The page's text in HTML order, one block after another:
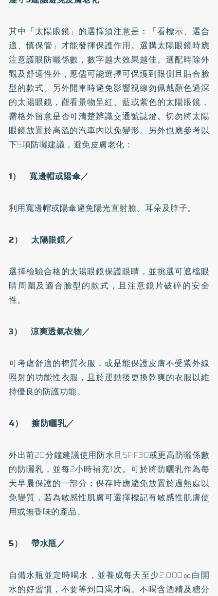
其中「太陽眼鏡」的選擇須注意是：「看標示、選合
適、慎保管」才能發揮保護作用。選購太陽眼鏡時應
注意護眼防曬係數，數字越大效果越佳。選配時除外
觀及舒適性外，應儘可能選擇可保護到眼側且貼合臉
型的款式。另外開車時避免影響視線勿佩戴顏色過深
的太陽眼鏡，觀看景物呈紅、藍或紫色的太陽眼鏡，
需格外留意是否可清楚辨識交通號誌燈。切勿將太陽
眼鏡放置於高溫的汽車內以免變形。另外也應參考以
下5項防曬建議，避免皮膚老化：
1） 寬邊帽或陽傘／
利用寬邊帽或陽傘避免陽光直射臉、耳朵及脖子。
2） 太陽眼鏡／
選擇檢驗合格的太陽眼鏡保護眼睛，並挑選可遮檔眼
睛周圍及適合臉型的款式，且注意鏡片破碎的安全
性。
3） 涼爽透氣衣物／
可考慮舒適的棉質衣服，或是能保護皮膚不受紫外線
照射的功能性衣服，且於運動後更換乾爽的衣服以維
持優良的防護功能。
4） 擦防曬乳／
外出前20分鐘建議使用防水且SPF30或更高防曬係數
的防曬乳，並每2小時補充1次。可於將防曬乳作為每
天早晨保護的一部分；保存時應避免放置於過熱處以
免變質，若為敏感性肌膚可選擇標記有敏感性肌膚使
用或無香味的產品。
5） 帶水瓶／
自備水瓶並定時喝水，並養成每天至少2,000㏄白開
水的好習慣，不要等到口渴才喝。不喝含酒精及糖分